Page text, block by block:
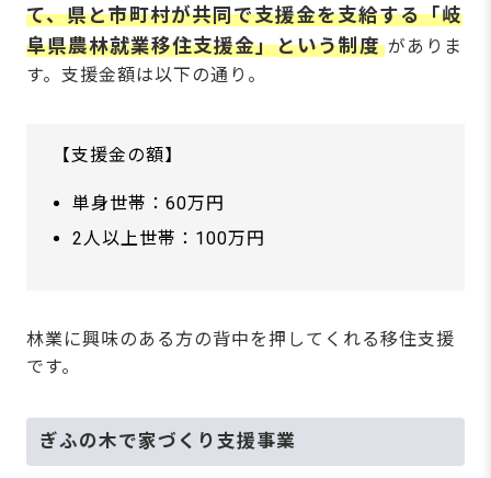
て、県と市町村が共同で支援金を支給する「岐
阜県農林就業移住支援金」という制度 がありま
す。支援金額は以下の通り。
【支援金の額】
単身世帯：60万円
2人以上世帯：100万円
林業に興味のある方の背中を押してくれる移住支援
です。
ぎふの木で家づくり支援事業